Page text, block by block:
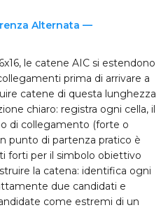
Alternata —
le catene AIC si estendono
prima di arrivare a
catene di questa lunghezza
chiaro: registra ogni cella, il
di collegamento (forte o
punto di partenza pratico è
forti per il simbolo obiettivo
la catena: identifica ogni
due candidati e
come estremi di un